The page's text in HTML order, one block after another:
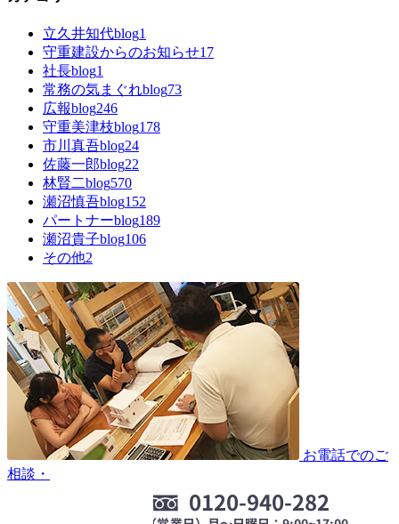
立久井知代blog1
守重建設からのお知らせ17
社長blog1
常務の気まぐれblog73
広報blog246
守重美津枝blog178
市川真吾blog24
佐藤一郎blog22
林賢二blog570
瀬沼慎吾blog152
パートナーblog189
瀬沼貴子blog106
その他2
お電話でのご
相談・